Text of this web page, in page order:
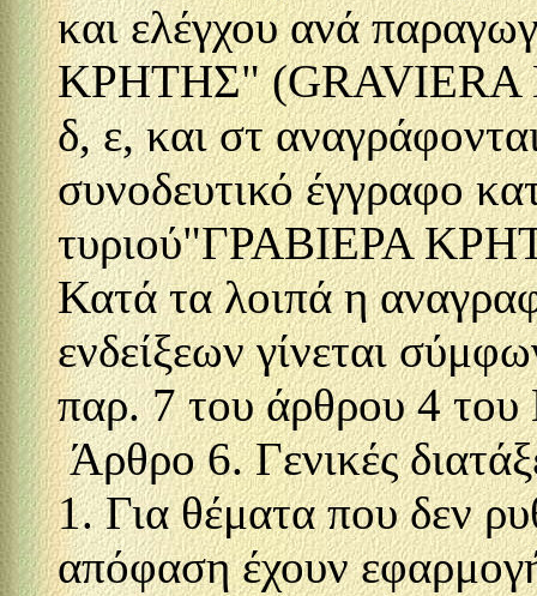
και ελέγχου ανά
ΚΡΗΤΗΣ" (GRAVIERA
δ, ε, και στ
συνοδευτικό έγγραφο
τυριού"ΓΡΑΒΙΕΡΑ
Κατά τα λοιπά η
ενδείξεων γίνεται
παρ. 7 του άρθρου 4
Άρθρο 6. Γενικές
1. Για θέματα που δεν
απόφαση έχουν